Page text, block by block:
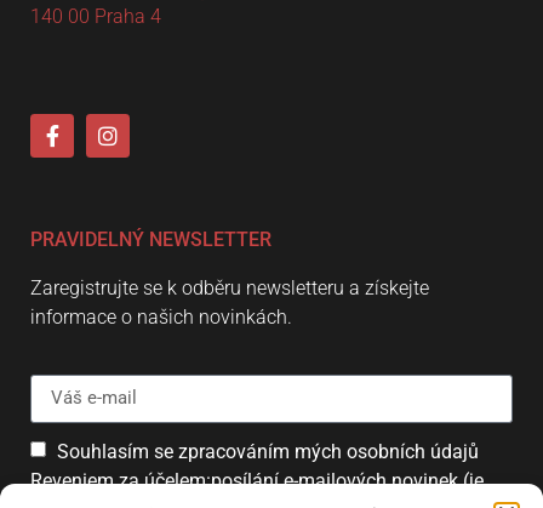
140 00 Praha 4
PRAVIDELNÝ NEWSLETTER
Zaregistrujte se k odběru newsletteru a získejte
informace o našich novinkách.
Souhlasím se zpracováním mých osobních údajů
Reveniem za účelem:posílání e-mailových novinek (je